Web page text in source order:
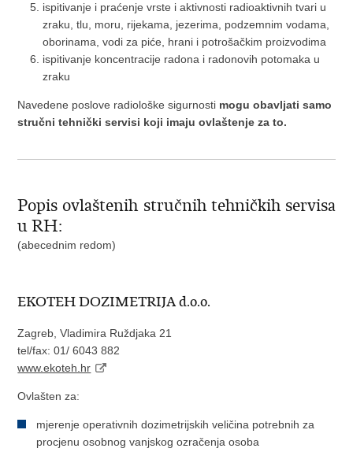
ispitivanje i praćenje vrste i aktivnosti radioaktivnih tvari u
zraku, tlu, moru, rijekama, jezerima, podzemnim vodama,
oborinama, vodi za piće, hrani i potrošačkim proizvodima
ispitivanje koncentracije radona i radonovih potomaka u
zraku
Navedene poslove radiološke sigurnosti mogu obavljati samo
stručni tehnički servisi koji imaju ovlaštenje za to.
Popis ovlaštenih stručnih tehničkih servisa
u RH:
(abecednim redom)
EKOTEH DOZIMETRIJA d.o.o.
Zagreb, Vladimira Ruždjaka 21
tel/fax: 01/ 6043 882
www.ekoteh.hr
Ovlašten za:
mjerenje operativnih dozimetrijskih veličina potrebnih za
procjenu osobnog vanjskog ozračenja osoba